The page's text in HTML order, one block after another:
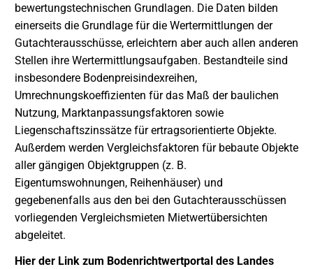
bewertungstechnischen Grundlagen. Die Daten bilden
einerseits die Grundlage für die Wertermittlungen der
Gutachterausschüsse, erleichtern aber auch allen anderen
Stellen ihre Wertermittlungsaufgaben. Bestandteile sind
insbesondere Bodenpreisindexreihen,
Umrechnungskoeffizienten für das Maß der baulichen
Nutzung, Marktanpassungsfaktoren sowie
Liegenschaftszinssätze für ertragsorientierte Objekte.
Außerdem werden Vergleichsfaktoren für bebaute Objekte
aller gängigen Objektgruppen (z. B.
Eigentumswohnungen, Reihenhäuser) und
gegebenenfalls aus den bei den Gutachterausschüssen
vorliegenden Vergleichsmieten Mietwertübersichten
abgeleitet.
Hier der Link zum Bodenrichtwertportal des Landes